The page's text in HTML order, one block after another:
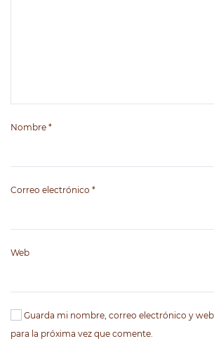
Nombre *
Correo electrónico *
Web
Guarda mi nombre, correo electrónico y
para la próxima vez que comente.